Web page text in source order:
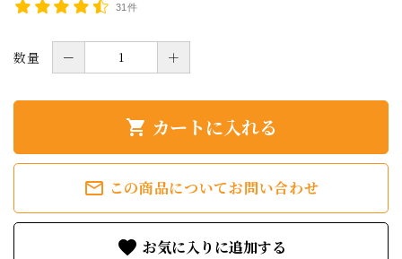
31件
数量 － ＋
shopping_cart カートに入れる
mail_outline この商品についてお問い合わせ
favorite